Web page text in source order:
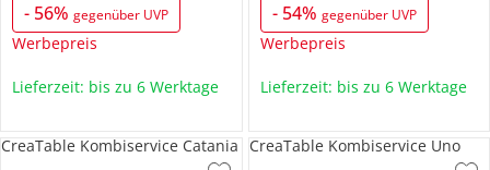
- 56% gegenüber UVP
Werbepreis
Lieferzeit: bis zu 6 Werktage
- 54% gegenüber UVP
Werbepreis
Lieferzeit: bis zu 6 Werktage
CreaTable Kombiservice Catania CreaTable Kombiservice Uno